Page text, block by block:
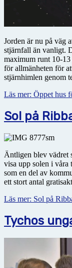
Jorden är nu på väg
stjärnfall än vanligt.
maximum runt 10-
för allmänheten för
stjärnhimlen genom
Läs mer: Öppet hus
Sol på
Äntligen blev vädret
visa upp solen i våra
som en del av
ett stort antal
Läs mer: Sol på
Tychos